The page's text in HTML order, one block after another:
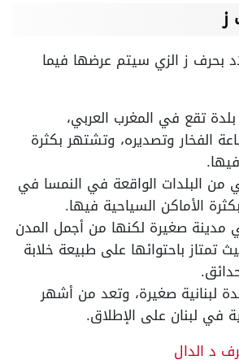
ز
بحرف ز الزي سيتم عرضها فيما
تقع في المغرب العربي،
الفخار وتصديره، وتشتهر بكثرة
من البلدات الواقعة في النمسا في
الأماكن السياحية فيها.
صغيرة لكنها من أجمل المدن
تمتاز باحتوائها على طبيعة خلابة
لبنانية صغيرة، وتعد من أشهر
في لبنان على الإطلاق.
د الدال